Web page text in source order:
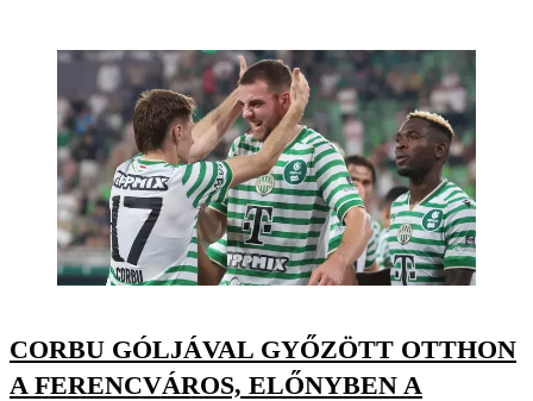
CORBU GÓLJÁVAL GYŐZÖTT OTTHON
A FERENCVÁROS, ELŐNYBEN A